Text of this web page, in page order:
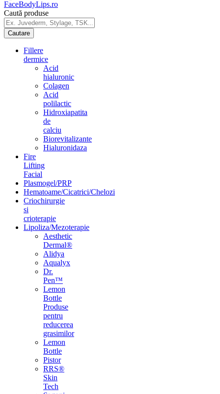
Caută produse
Fillere
dermice
Acid
hialuronic
Colagen
Acid
polilactic
Hidroxiapatita
de
calciu
Biorevitalizante
Hialuronidaza
Fire
Lifting
Facial
Plasmogel/PRP
Hematoame/Cicatrici/Chelozi
Criochirurgie
si
crioterapie
Lipoliza/Mezoterapie
Aesthetic
Dermal®
Alidya
Aqualyx
Dr.
Pen™
Lemon
Bottle
Produse
pentru
reducerea
grasimilor
Lemon
Bottle
Pistor
RRS®
Skin
Tech